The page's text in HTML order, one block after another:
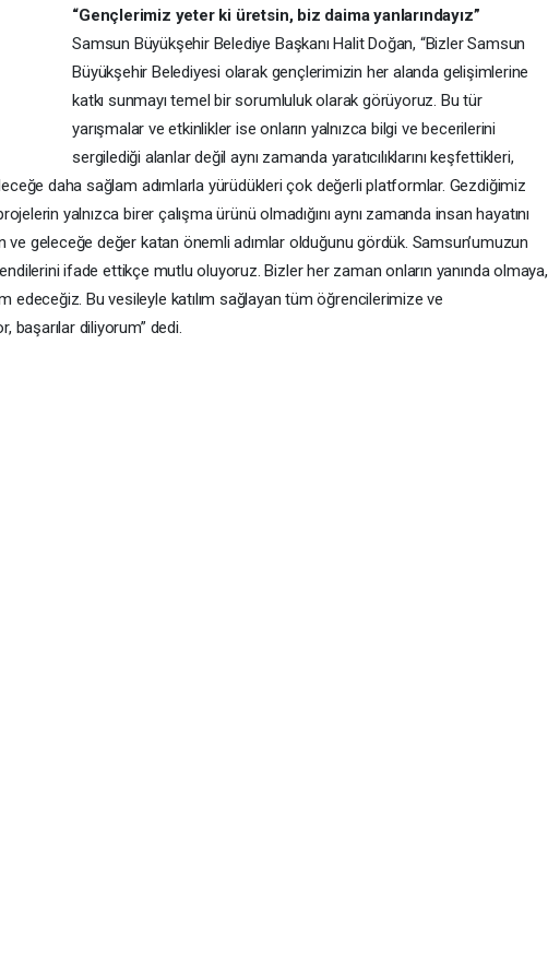
“Gençlerimiz yeter ki üretsin, biz daima yanlarındayız”
Samsun Büyükşehir Belediye Başkanı Halit Doğan, “Bizler Samsun
Büyükşehir Belediyesi olarak gençlerimizin her alanda gelişimlerine
katkı sunmayı temel bir sorumluluk olarak görüyoruz. Bu tür
yarışmalar ve etkinlikler ise onların yalnızca bilgi ve becerilerini
sergilediği alanlar değil aynı zamanda yaratıcılıklarını keşfettikleri,
daha sağlam adımlarla yürüdükleri çok değerli platformlar. Gezdiğimiz
yalnızca birer çalışma ürünü olmadığını aynı zamanda insan hayatını
ve geleceğe değer katan önemli adımlar olduğunu gördük. Samsun’umuzun
ifade ettikçe mutlu oluyoruz. Bizler her zaman onların yanında olmaya,
edeceğiz. Bu vesileyle katılım sağlayan tüm öğrencilerimize ve
diliyorum” dedi.